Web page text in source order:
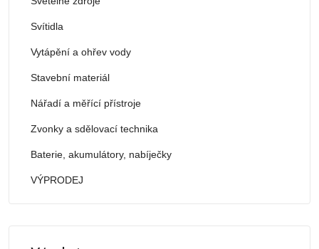
Svítidla
Vytápění a ohřev vody
Stavební materiál
Nářadí a měřící přístroje
Zvonky a sdělovací technika
Baterie, akumulátory, nabíječky
VÝPRODEJ